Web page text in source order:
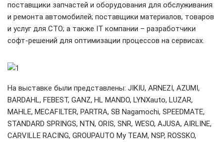
поставщики запчастей и оборудования для обслуживания
и ремонта автомобилей; поставщики материалов, товаров
и услуг для СТО; а также IT компании – разработчики
софт-решений для оптимизации процессов на сервисах.
На выставке были представлены: JIKIU, ARNEZI, AZUMI,
BARDAHL, FEBEST, GANZ, HL MANDO, LYNXauto, LUZAR,
MAHLE, MECAFILTER, PARTRA, SB Nagamochi, SPEEDMATE,
STANDARD SPRINGS, NTN, ORIS, SNR, WESO, AJUSA, AIRLINE,
CARVILLE RACING, GROUPAUTO My TEAM, NSP, ROSSKO,